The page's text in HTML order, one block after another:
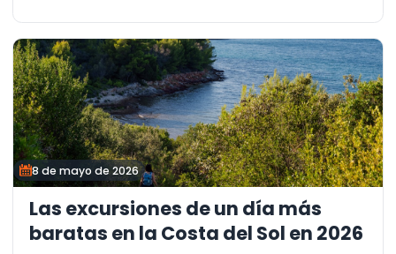
8 de mayo de 2026
Las excursiones de un día más
baratas en la Costa del Sol en 2026